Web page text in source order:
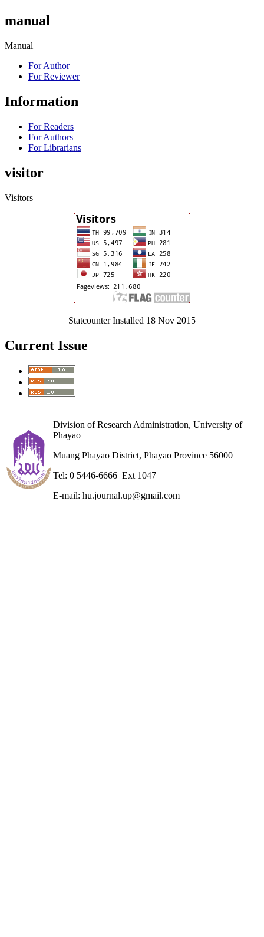
manual
Manual
For Author
For Reviewer
Information
For Readers
For Authors
For Librarians
visitor
Visitors
Statcounter Installed 18 Nov 2015
Current Issue
Division of Research Administration, University of
Phayao
Muang Phayao District, Phayao Province 56000
Tel: 0 5446-6666 Ext 1047
E-mail: hu.journal.up@gmail.com